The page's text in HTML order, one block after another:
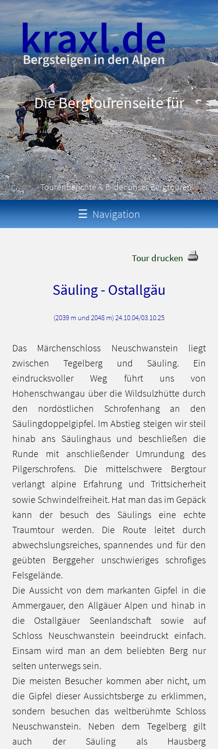
Die Bergtourenseite für
Schneeschuhtouren
Tourenberichte & Bilder unser Bergtouren
☰Navigation
Tour drucken
Säuling - Ostallgäu
(2039 m und 2048 m) 24.10.04/03.10.25
Das Märchenschloss Neuschwanstein liegt
zwischen Tegelberg und Säuling. Ein
eindrucksvoller Weg führt uns von
Hohenschwangau über die Wildsulzhütte durch
den nordöstlichen Schrofenhang an den
Säulingdoppelgipfel. Im Abstieg steigen wir steil
hinab ans Säulinghaus und beschließen die
Runde mit anschließender Umrundung des
Pilgerschrofens. Die mittelschwere Bergtour
verlangt alpine Erfahrung und Trittsicherheit
sowie Schwindelfreiheit. Hat man das im Gepäck
kann der besuch des Säulings eine echte
Traumtour werden. Die Route leitet durch
abwechslungsreiches, spannendes und für den
geübten Berggeher unschwieriges schrofiges
Felsgelände.
Die Aussicht von dem markanten Gipfel in die
Ammergauer, den Allgäuer Alpen und hinab in
die Ostallgäuer Seenlandschaft sowie auf
Schloss Neuschwanstein beeindruckt einfach.
Einsam wird man an dem beliebten Berg nur
selten unterwegs sein.
Die meisten Besucher kommen aber nicht, um
die Gipfel dieser Aussichtsberge zu erklimmen,
sondern besuchen das weltberühmte Schloss
Neuschwanstein. Neben dem Tegelberg gilt
auch der Säuling als Hausberg